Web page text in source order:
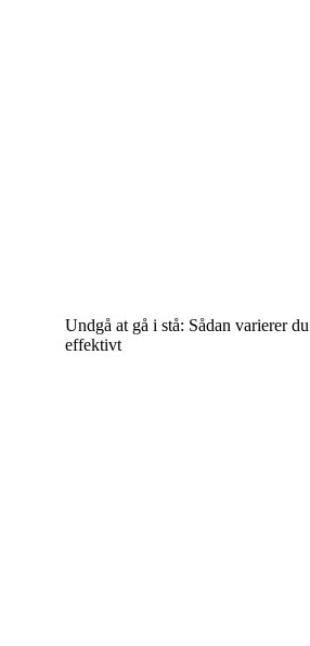
Undgå at gå i stå: Sådan varierer
effektivt